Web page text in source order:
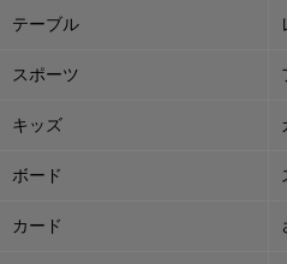
テーブル
スポーツ
キッズ
ボード
カード